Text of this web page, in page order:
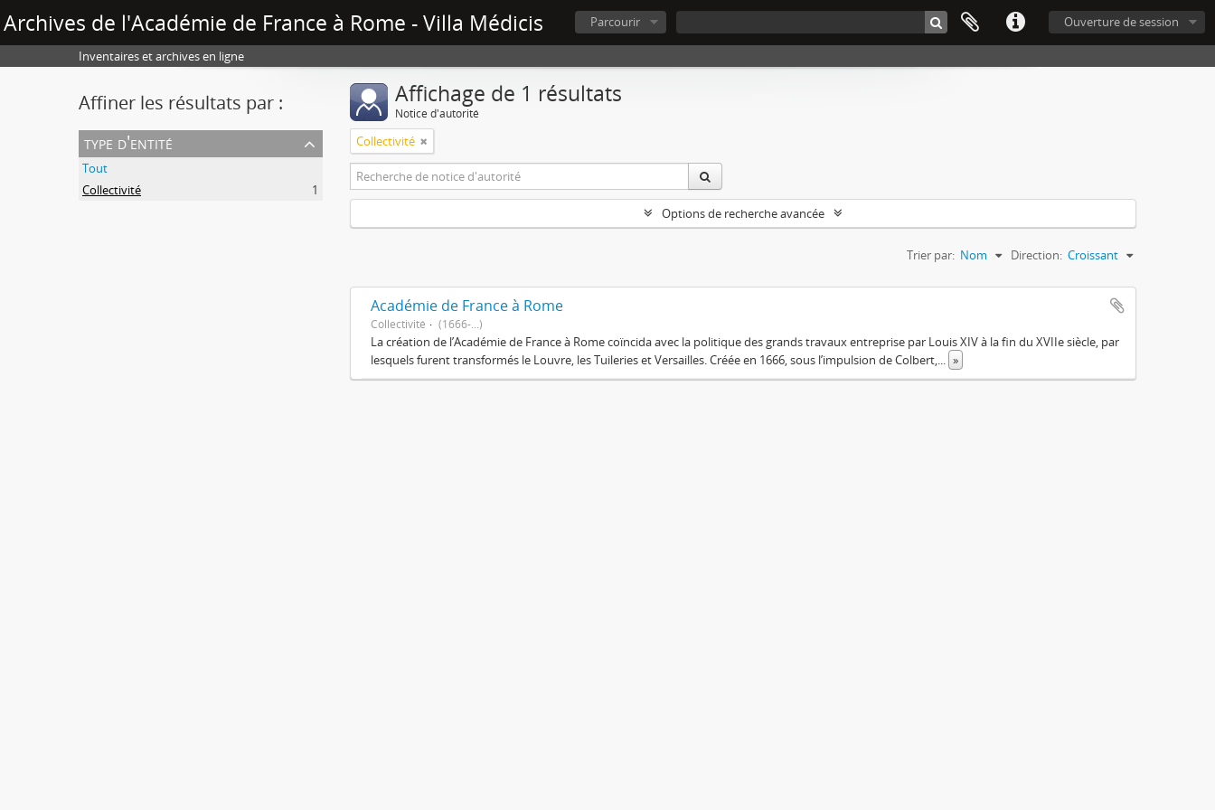
Archives de l'Académie de France à Rome - Villa Médicis Parcourir Ouverture de session
Inventaires et archives en ligne
Affiner les résultats par :
type d'entité
Tout
Collectivité
1
Affichage de 1 résultats
Notice d'autorité
Collectivité
Options de recherche avancée
Trier par: Nom Direction: Croissant
Académie de France à Rome
Collectivité (1666-...)
La création de l’Académie de France à Rome coïncida avec la politique des grands travaux entreprise par Louis XIV à la fin du XVIIe siècle, par
lesquels furent transformés le Louvre, les Tuileries et Versailles. Créée en 1666, sous l’impulsion de Colbert,... »